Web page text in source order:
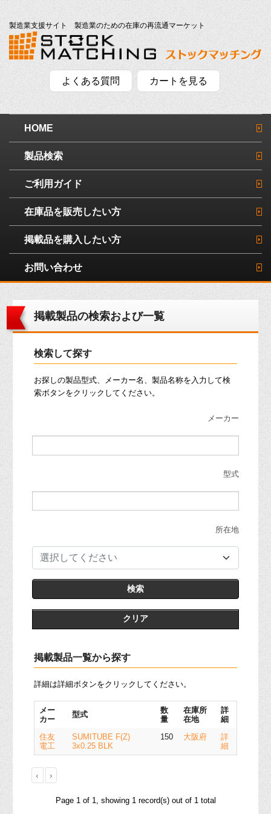
製造業支援サイト 製造業のための在庫の再流通マーケット
よくある質問 カートを見る
HOME
製品検索
ご利用ガイド
在庫品を販売したい方
掲載品を購入したい方
お問い合わせ
掲載製品の検索および一覧
検索して探す
お探しの製品型式、メーカー名、製品名称を入力して検
索ボタンをクリックしてください。
メーカー
型式
所在地
選択してください
クリア
掲載製品一覧から探す
詳細は詳細ボタンをクリックしてください。
メー
カー
型式
数
量
在庫所
在地
詳
細
住友
電工
SUMITUBE F(Z)
3x0.25 BLK
150 大阪府
詳
細
‹ ›
Page 1 of 1, showing 1 record(s) out of 1 total